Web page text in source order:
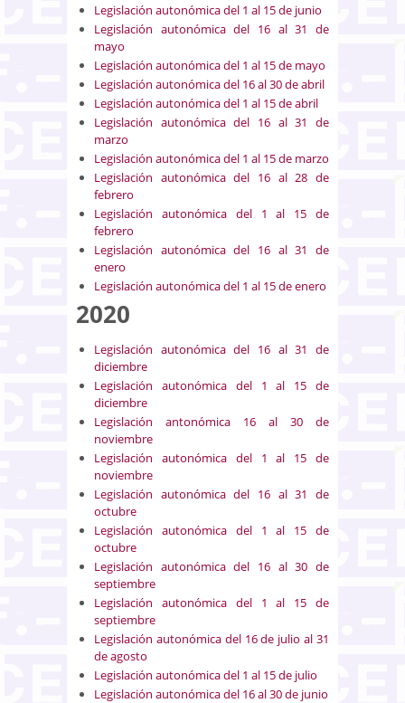
Legislación autonómica del 1 al 15 de junio
Legislación autonómica del 16 al 31 de
mayo
Legislación autonómica del 1 al 15 de mayo
Legislación autonómica del 16 al 30 de abril
Legislación autonómica del 1 al 15 de abril
Legislación autonómica del 16 al 31 de
marzo
Legislación autonómica del 1 al 15 de marzo
Legislación autonómica del 16 al 28 de
febrero
Legislación autonómica del 1 al 15 de
febrero
Legislación autonómica del 16 al 31 de
enero
Legislación autonómica del 1 al 15 de enero
2020
Legislación autonómica del 16 al 31 de
diciembre
Legislación autonómica del 1 al 15 de
diciembre
Legislación antonómica 16 al 30 de
noviembre
Legislación autonómica del 1 al 15 de
noviembre
Legislación autonómica del 16 al 31 de
octubre
Legislación autonómica del 1 al 15 de
octubre
Legislación autonómica del 16 al 30 de
septiembre
Legislación autonómica del 1 al 15 de
septiembre
Legislación autonómica del 16 de julio al 31
de agosto
Legislación autonómica del 1 al 15 de julio
Legislación autonómica del 16 al 30 de junio